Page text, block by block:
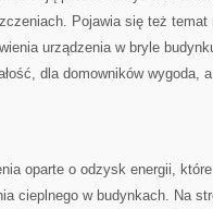
Pojawia się też temat
urządzenia w bryle
dla domowników wygoda,
oparte o odzysk energii,
cieplnego w budynkach. Na